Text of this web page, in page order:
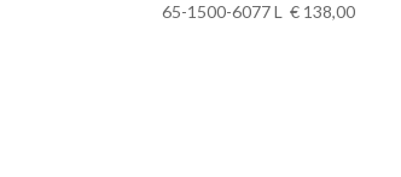
65-1500-6077 L € 138,00